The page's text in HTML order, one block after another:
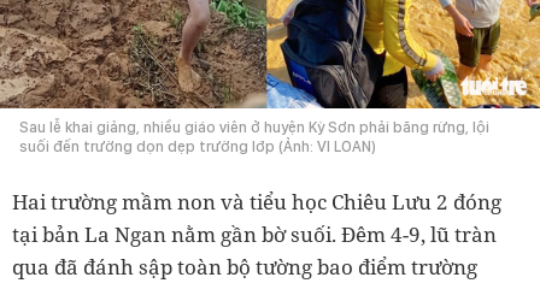
Sau lễ khai giảng, nhiều giáo viên ở huyện Kỳ Sơn phải băng rừng, lội
suối đến trường dọn dẹp trường lớp (Ảnh: VI LOAN)
Hai trường mầm non và tiểu học Chiêu Lưu 2 đóng
tại bản La Ngan nằm gần bờ suối. Đêm 4-9, lũ tràn
qua đã đánh sập toàn bộ tường bao điểm trường